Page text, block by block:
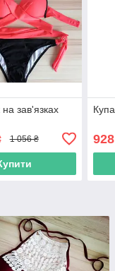
зав'язках
1 056 ₴